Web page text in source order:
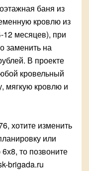
баня из
кровлю из
12 месяцев), при
заменить на
В проекте
кровельный
мягкую кровлю и
хотите изменить
или
то позвоните
brigada.ru